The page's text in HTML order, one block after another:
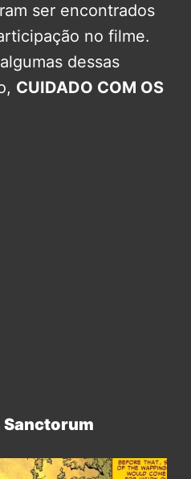
ser encontrados
no filme.
dessas
CUIDADO COM OS
Sanctorum